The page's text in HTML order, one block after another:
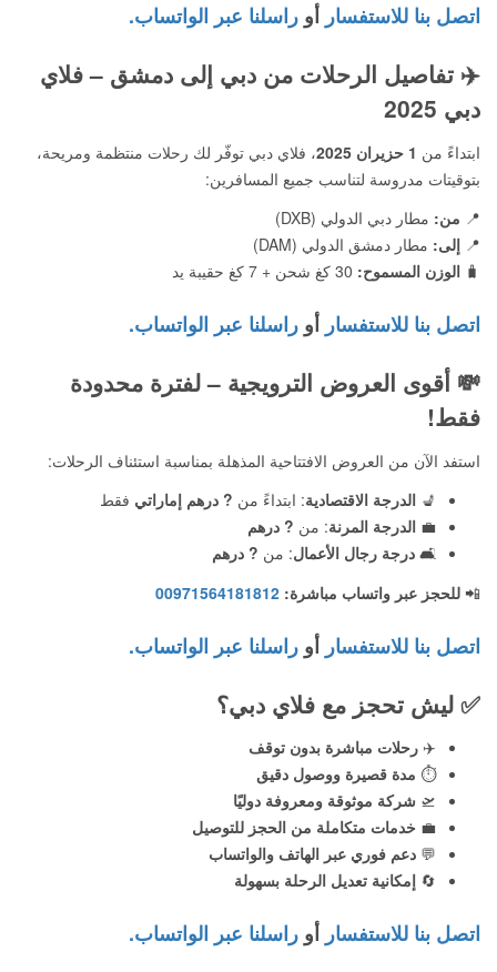
اتصل بنا للاستفسار أو راسلنا عبر الواتساب.
✈️ تفاصيل الرحلات من دبي إلى دمشق – فلاي
دبي 2025
ابتداءً من 1 حزيران 2025
، فلاي دبي توفّر لك رحلات منتظمة ومريحة،
بتوقيتات مدروسة لتناسب جميع المسافرين:
📍 من: مطار دبي الدولي (DXB)
📍 إلى: مطار دمشق الدولي (DAM)
🧳 الوزن المسموح:
اتصل بنا للاستفسار أو راسلنا عبر الواتساب.
💸 أقوى العروض الترويجية – لفترة محدودة
فقط!
استفد الآن من العروض الافتتاحية المذهلة بمناسبة استئناف الرحلات:
💺 الدرجة الاقتصادية: ابتداءً من ? درهم إماراتي فقط
💼 الدرجة المرنة: من ? درهم
🛋️ درجة رجال الأعمال: من ? درهم
📲 للحجز عبر واتساب مباشرة: 00971564181812
اتصل بنا للاستفسار أو راسلنا عبر الواتساب.
✅ ليش تحجز مع فلاي دبي؟
✈️ رحلات مباشرة بدون توقف
⏱️ مدة قصيرة ووصول دقيق
🛫 شركة موثوقة ومعروفة دوليًا
💼 خدمات متكاملة من الحجز للتوصيل
💬 دعم فوري عبر الهاتف والواتساب
🔄 إمكانية تعديل الرحلة بسهولة
اتصل بنا للاستفسار أو راسلنا عبر الواتساب.